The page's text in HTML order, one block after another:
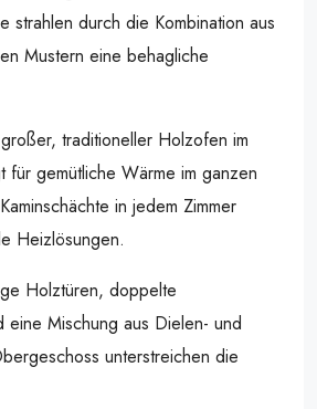
strahlen durch die Kombination aus
Mustern eine behagliche
traditioneller Holzofen im
für gemütliche Wärme im ganzen
in jedem Zimmer
Heizlösungen.
Holztüren, doppelte
eine Mischung aus Dielen- und
unterstreichen die